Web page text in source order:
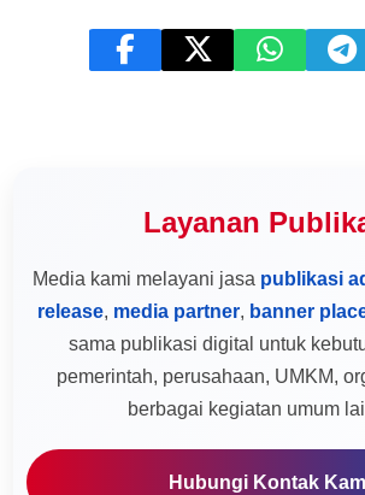
Layanan
Media kami melayani jasa publikasi
release, media partner, banner
sama publikasi digital untuk
pemerintah, perusahaan, UMKM,
berbagai kegiatan umum
Hubungi Kontak